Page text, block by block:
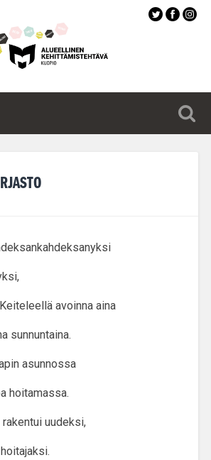
avoinna aina
sunnuntaina.
asunnossa
hoitamassa.
uudeksi,